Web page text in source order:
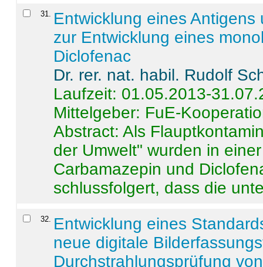
31. Entwicklung eines
zur Entwicklung eines
Diclofenac
Dr. rer. nat. habil. Rudolf
Laufzeit: 01.05.2013-
Mittelgeber: FuE-
Abstract:Als
der Umwelt" wurden in
Carbamazepin und
schlussfolgert, dass die
32. Entwicklung eines
neue digitale
Durchstrahlungsprüfung